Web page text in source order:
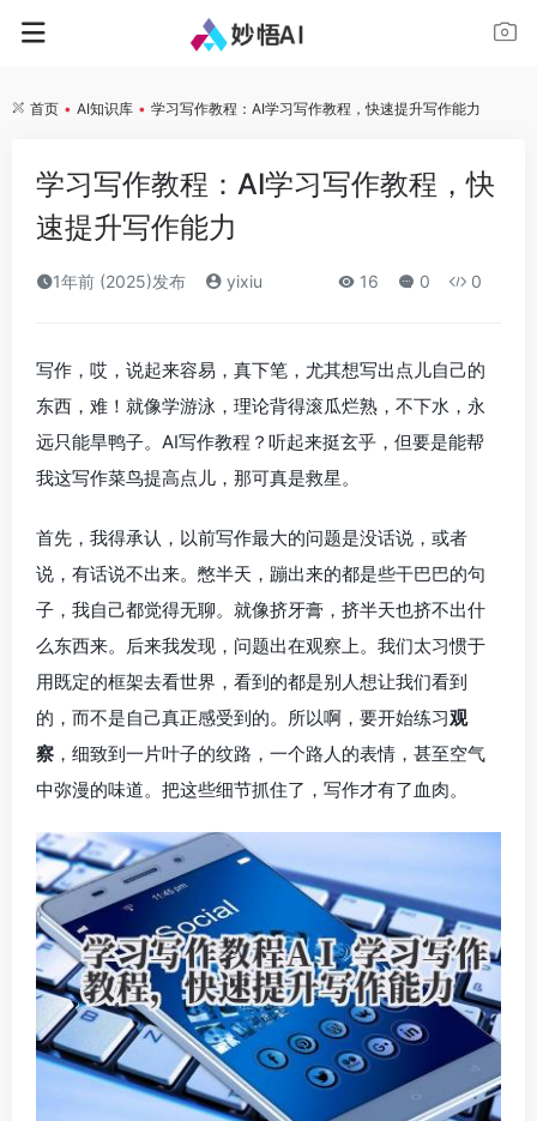
首页 • AI知识库 • 学习写作教程：AI学习写作教程，快速提升写作能力
学习写作教程：AI学习写作教程，快
速提升写作能力
1年前 (2025)发布 yixiu 16 0 0
写作，哎，说起来容易，真下笔，尤其想写出点儿自己的
东西，难！就像学游泳，理论背得滚瓜烂熟，不下水，永
远只能旱鸭子。AI写作教程？听起来挺玄乎，但要是能帮
我这写作菜鸟提高点儿，那可真是救星。
首先，我得承认，以前写作最大的问题是没话说，或者
说，有话说不出来。憋半天，蹦出来的都是些干巴巴的句
子，我自己都觉得无聊。就像挤牙膏，挤半天也挤不出什
么东西来。后来我发现，问题出在观察上。我们太习惯于
用既定的框架去看世界，看到的都是别人想让我们看到
的，而不是自己真正感受到的。所以啊，要开始练习观
察 ，细致到一片叶子的纹路，一个路人的表情，甚至空气
中弥漫的味道。把这些细节抓住了，写作才有了血肉。